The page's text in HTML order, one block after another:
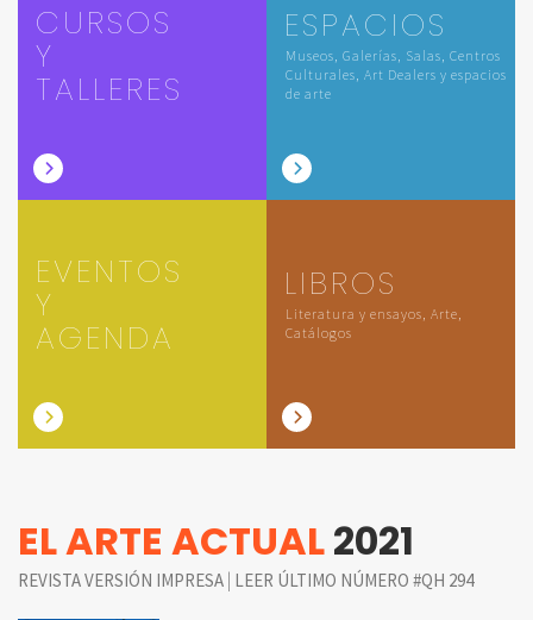
CURSOS
Y
TALLERES
ESPACIOS
Museos, Galerías, Salas, Centros
Culturales, Art Dealers y espacios
de arte
EVENTOS
Y
AGENDA
LIBROS
Literatura y ensayos, Arte,
Catálogos
EL ARTE ACTUAL2021
REVISTA VERSIÓN IMPRESA | LEER ÚLTIMO NÚMERO #QH 294